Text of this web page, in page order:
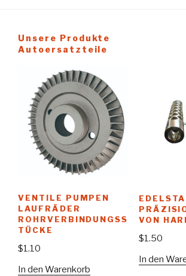
Unsere Produkte
Autoersatzteile
VENTILE PUMPEN
LAUFRÄDER
ROHRVERBINDUNGSS
TÜCKE
$1.10
In den Warenkorb
VON
$1.50
In den